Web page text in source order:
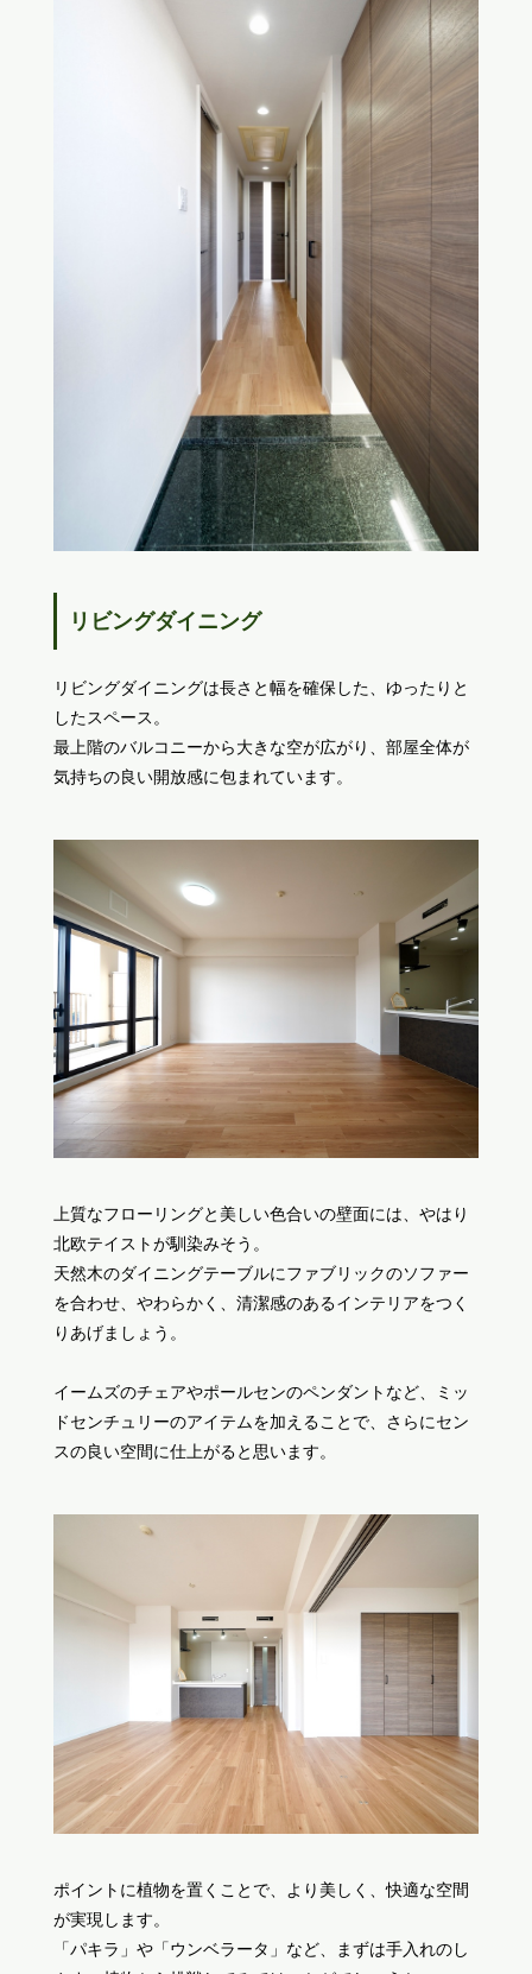
リビングダイニング
リビングダイニングは長さと幅を確保した、ゆったりと
したスペース。
最上階のバルコニーから大きな空が広がり、部屋全体が
気持ちの良い開放感に包まれています。
上質なフローリングと美しい色合いの壁面には、やはり
北欧テイストが馴染みそう。
天然木のダイニングテーブルにファブリックのソファー
を合わせ、やわらかく、清潔感のあるインテリアをつく
りあげましょう。
イームズのチェアやポールセンのペンダントなど、ミッ
ドセンチュリーのアイテムを加えることで、さらにセン
スの良い空間に仕上がると思います。
ポイントに植物を置くことで、より美しく、快適な空間
が実現します。
「パキラ」や「ウンベラータ」など、まずは手入れのし